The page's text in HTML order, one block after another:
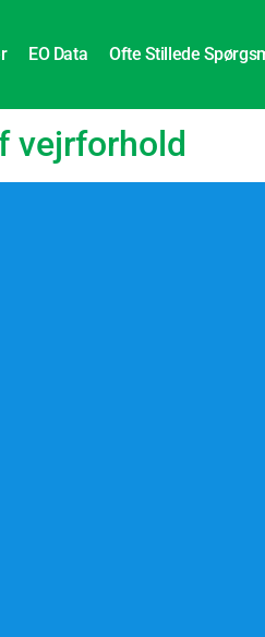
EO Data Ofte Stillede
vejrforhold